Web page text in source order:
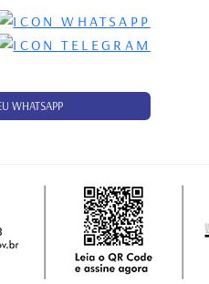
WHATSAPP